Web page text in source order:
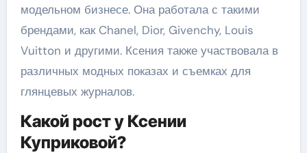
модельном бизнесе. Она работала с такими
брендами, как Chanel, Dior, Givenchy, Louis
Vuitton и другими. Ксения также участвовала в
различных модных показах и съемках для
глянцевых журналов.
Какой рост у Ксении
Куприковой?